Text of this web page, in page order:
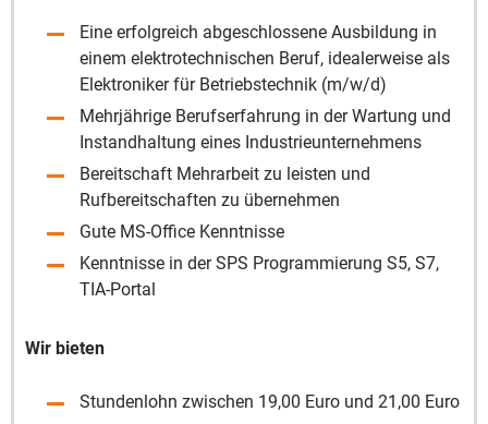
Eine erfolgreich abgeschlossene Ausbildung in
einem elektrotechnischen Beruf, idealerweise als
Elektroniker für Betriebstechnik (m/w/d)
Mehrjährige Berufserfahrung in der Wartung und
Instandhaltung eines Industrieunternehmens
Bereitschaft Mehrarbeit zu leisten und
Rufbereitschaften zu übernehmen
Gute MS-Office Kenntnisse
Kenntnisse in der SPS Programmierung S5, S7,
TIA-Portal
Wir bieten
Stundenlohn zwischen 19,00 Euro und 21,00 Euro